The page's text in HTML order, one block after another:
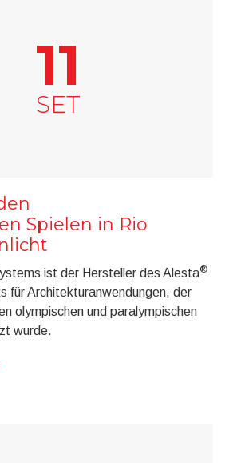
11
SET
Spielen in Rio
ist der Hersteller des Alesta®
für Architekturanwendungen, der
olympischen und paralympischen
wurde.